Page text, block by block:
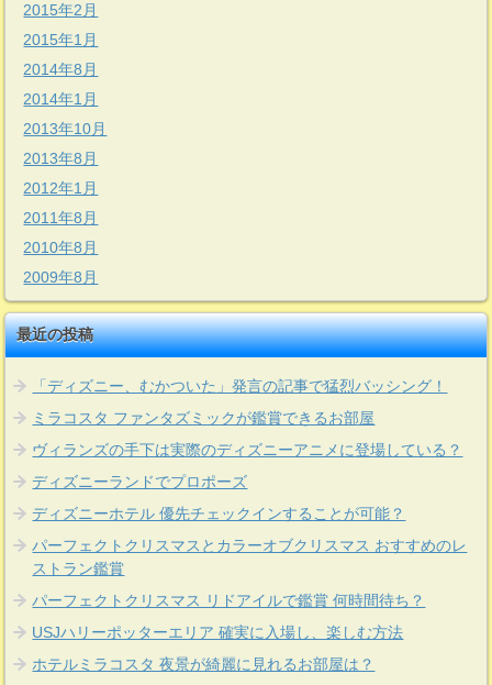
2015年2月
2015年1月
2014年8月
2014年1月
2013年10月
2013年8月
2012年1月
2011年8月
2010年8月
2009年8月
最近の投稿
「ディズニー、むかついた」発言の記事で猛烈バッシング！
ミラコスタ ファンタズミックが鑑賞できるお部屋
ヴィランズの手下は実際のディズニーアニメに登場している？
ディズニーランドでプロポーズ
ディズニーホテル 優先チェックインすることが可能？
パーフェクトクリスマスとカラーオブクリスマス おすすめのレ
ストラン鑑賞
パーフェクトクリスマス リドアイルで鑑賞 何時間待ち？
USJハリーポッターエリア 確実に入場し、楽しむ方法
ホテルミラコスタ 夜景が綺麗に見れるお部屋は？